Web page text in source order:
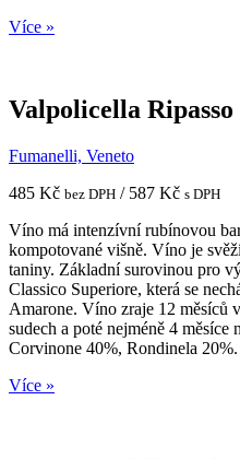
Více »
Valpolicella
Fumanelli, Veneto
485 Kč bez DPH / 587 Kč s DPH
Víno má intenzívní rubínovou
kompotované višně. Víno je
taniny. Základní surovinou pro
Classico Superiore, která se
Amarone. Víno zraje 12 měsíců
sudech a poté nejméně 4
Corvinone 40%, Rondinela
Více »